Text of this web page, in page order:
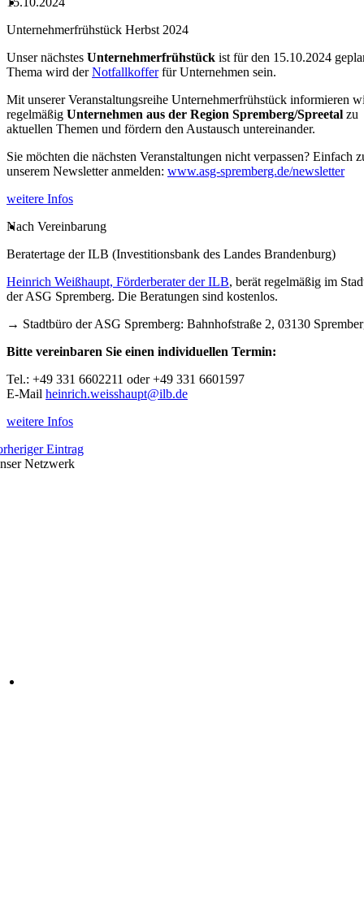
Unternehmerfrühstück Herbst 2024
Unser nächstes Unternehmerfrühstück ist für den 15.10.2024
Thema wird derNotfallkofferfür Unternehmen sein.
Mit unserer Veranstaltungsreihe Unternehmerfrühstück informieren
regelmäßig Unternehmen aus der Region Spremberg/Spreetal zu
aktuellen Themen und fördern den Austausch untereinander.
Sie möchten die nächsten Veranstaltungen nicht verpassen? Einfach
unserem Newsletter anmelden: www.asg-spremberg.de/newsletter
weitere Infos
Nach Vereinbarung
Beratertage der ILB (Investitionsbank des Landes Brandenburg)
Heinrich Weißhaupt, Förderberater der ILB, berät regelmäßig im
der ASG Spremberg. Die Beratungen sind kostenlos.
→ Stadtbüro der ASG Spremberg: Bahnhofstraße 2, 03130
Bitte vereinbaren Sie einen individuellen Termin:
Tel.: +49 331 6602211 oder +49 331 6601597
E-Mail heinrich.weisshaupt@ilb.de
weitere Infos
Eintrag
Netzwerk